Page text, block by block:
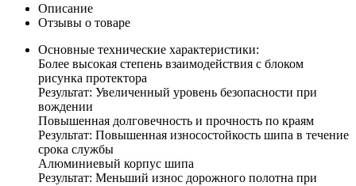
Описание
Отзывы о товаре
Основные технические характеристики:
Более высокая степень взаимодействия с блоком
рисунка протектора
Результат: Увеличенный уровень безопасности при
вождении
Повышенная долговечность и прочность по краям
Результат: Повышенная износостойкость шипа в течение
срока службы
Алюминиевый корпус шипа
Результат: Меньший износ дорожного полотна при